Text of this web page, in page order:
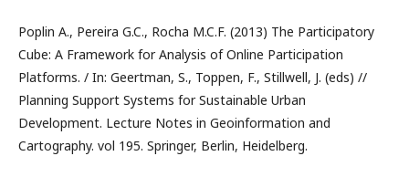
Poplin A., Pereira G.C., Rocha M.C.F. (2013) The Participatory
Cube: A Framework for Analysis of Online Participation
Platforms. / In: Geertman, S., Toppen, F., Stillwell, J. (eds) //
Planning Support Systems for Sustainable Urban
Development. Lecture Notes in Geoinformation and
Cartography. vol 195. Springer, Berlin, Heidelberg.